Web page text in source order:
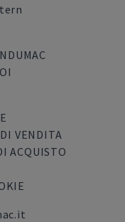
VENDITA
ACQUISTO